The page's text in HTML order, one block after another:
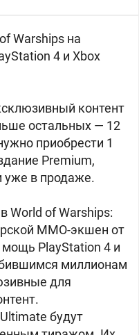
Warships на
4 и Xbox
контент
остальных — 12
приобрести 1
Premium,
уже в продаже.
World of Warships:
MMO-экшен от
PlayStation 4 и
миллионам
для
будут